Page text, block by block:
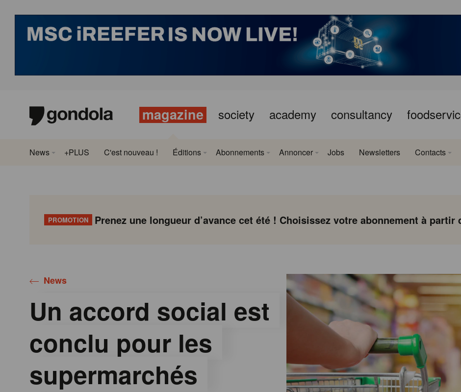
magazine society academy consultancy
News +PLUS C'est nouveau ! Éditions Abonnements Annoncer Jobs Newsletters Contacts
PROMOTION Prenez une longueur d’avance cet été ! Choisissez votre abonnement à partir
News
Un accord social est
conclu pour les
supermarchés